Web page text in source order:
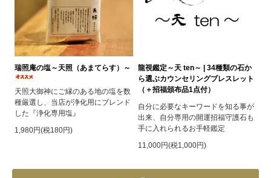
瑞照庵の塩～天照（あまてらす）～
天照大御神にご縁のある地の塩を数
種厳選し、当店が浄化用にブレンド
した『浄化専用塩』
1,980円(税180円)
龍視鑑定～天 ten～ | 34種類の石か
ら選ぶカウンセリングブレスレット
（＋招福頒布品1点付）
自分に必要なキーワードを知る事が
出来、自分専用の開運招福守護石も
手に入れられるお手軽鑑定
11,000円(税1,000円)